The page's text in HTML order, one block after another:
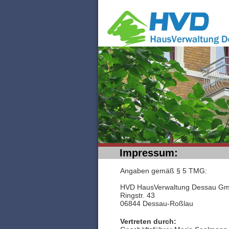
Impressum:
Angaben gemäß § 5 TMG:
HVD HausVerwaltung Dessau
Ringstr. 43
06844 Dessau-Roßlau
Vertreten durch: